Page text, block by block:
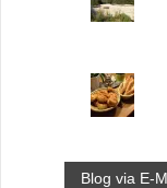
Blog via E-